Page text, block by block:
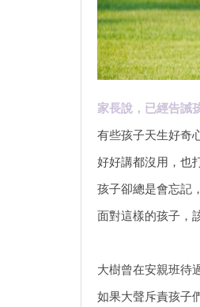
家長說，已經告誡
有些孩子天生好奇
好好講都沒用，也
孩子卻總是會忘記，
面對這樣的孩子，
大樹曾在安親班待
如果大聲斥責孩子